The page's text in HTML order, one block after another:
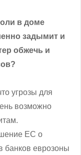
в доме
задымит и
обжечь и
угрозы для
возможно
ЕС о
банков еврозоны